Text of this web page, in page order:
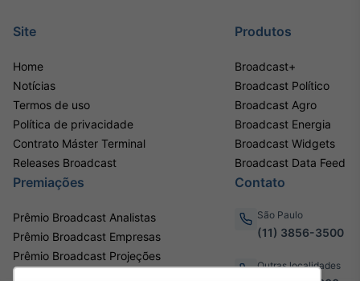
Site
Home
Notícias
Termos de uso
Política de privacidade
Contrato Máster Terminal
Releases Broadcast
Produtos
Broadcast+
Broadcast Político
Broadcast Agro
Broadcast Energia
Broadcast Widgets
Broadcast Data Feed
Premiações
Prêmio Broadcast Analistas
Prêmio Broadcast Empresas
Prêmio Broadcast Projeções
Contato
São Paulo
(11) 3856-3500
Outras localidades